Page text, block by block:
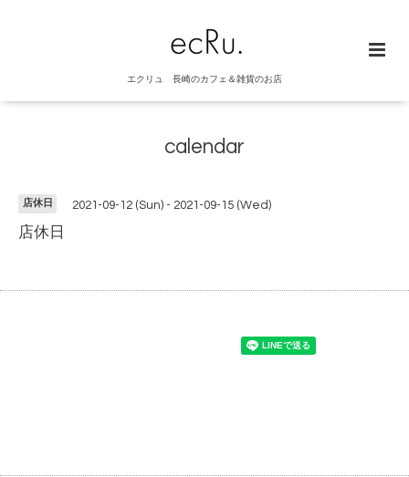
エクリュ 長崎のカフェ＆雑貨のお店
calendar
店休日 2021-09-12 (Sun) - 2021-09-15 (Wed)
店休日